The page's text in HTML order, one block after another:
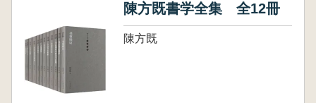
陳方既書学全集 全12冊
陳方既